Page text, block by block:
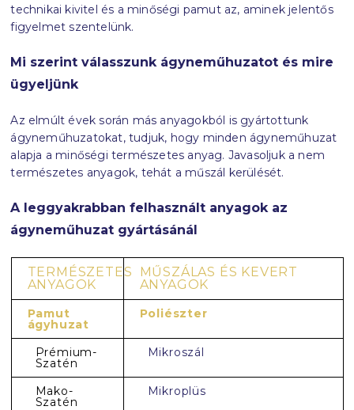
technikai kivitel és a minőségi pamut az, aminek jelentős
figyelmet szentelünk.
Mi szerint válasszunk ágyneműhuzatot és mire
ügyeljünk
Az elmúlt évek során más anyagokból is gyártottunk
ágyneműhuzatokat, tudjuk, hogy minden ágyneműhuzat
alapja a minőségi természetes anyag. Javasoljuk a nem
természetes anyagok, tehát a műszál kerülését.
A leggyakrabban felhasznált anyagok az
ágyneműhuzat gyártásánál
TERMÉSZETES
ANYAGOK
MŰSZÁLAS ÉS KEVERT
ANYAGOK
Pamut
ágyhuzat
Poliészter
Prémium-
Szatén
Mikroszál
Mako-
Szatén
Mikroplüs